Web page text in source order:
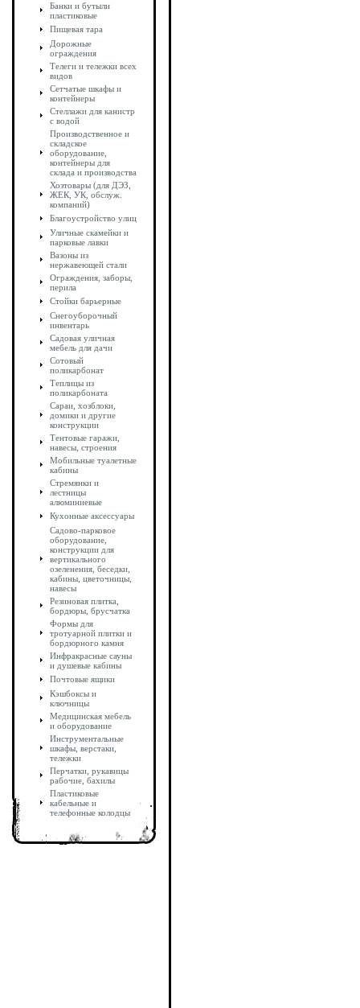
Банки и бутыли
пластиковые
Пищевая тара
Дорожные
ограждения
Телеги и тележки всех
видов
Сетчатые шкафы и
контейнеры
Стеллажи для канистр
с водой
Производственное и
складское
оборудование,
контейнеры для
склада и производства
Хозтовары (для ДЭЗ,
ЖЕК, УК, обслуж.
компаний)
Благоустройство улиц
Уличные скамейки и
парковые лавки
Вазоны из
нержавеющей стали
Ограждения, заборы,
перила
Стойки барьерные
Снегоуборочный
инвентарь
Садовая уличная
мебель для дачи
Сотовый
поликарбонат
Теплицы из
поликарбоната
Сараи, хозблоки,
домики и другие
конструкции
Тентовые гаражи,
навесы, строения
Мобильные туалетные
кабины
Стремянки и
лестницы
алюминиевые
Кухонные аксессуары
Садово-парковое
оборудование,
конструкции для
вертикального
озеленения, беседки,
кабины, цветочницы,
навесы
Резиновая плитка,
бордюры, брусчатка
Формы для
тротуарной плитки и
бордюрного камня
Инфракрасные сауны
и душевые кабины
Почтовые ящики
Кэшбоксы и
ключницы
Медицинская мебель
и оборудование
Инструментальные
шкафы, верстаки,
тележки
Перчатки, рукавицы
рабочие, бахилы
Пластиковые
кабельные и
телефонные колодцы